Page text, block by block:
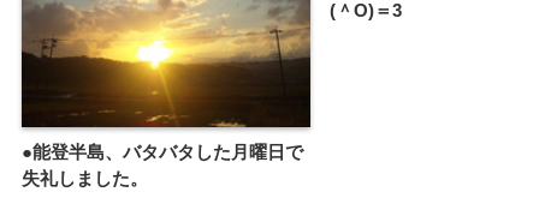
●能登半島、バタバタした月曜日で
失礼しました。
(＾O)＝3